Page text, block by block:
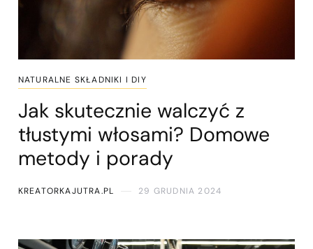
NATURALNE SKŁADNIKI I DIY
Jak skutecznie walczyć z
tłustymi włosami? Domowe
metody i porady
KREATORKAJUTRA.PL 29 GRUDNIA 2024